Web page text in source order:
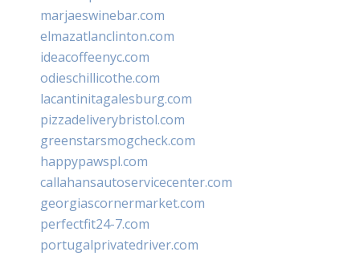
marjaeswinebar.com
elmazatlanclinton.com
ideacoffeenyc.com
odieschillicothe.com
lacantinitagalesburg.com
pizzadeliverybristol.com
greenstarsmogcheck.com
happypawspl.com
callahansautoservicecenter.com
georgiascornermarket.com
perfectfit24-7.com
portugalprivatedriver.com